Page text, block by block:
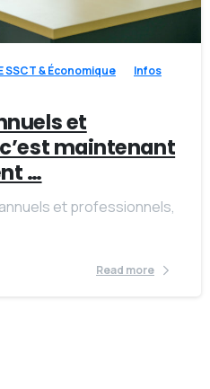
-
SSCT & Économique
Infos
et
maintenant
…
et professionnels,
Read more